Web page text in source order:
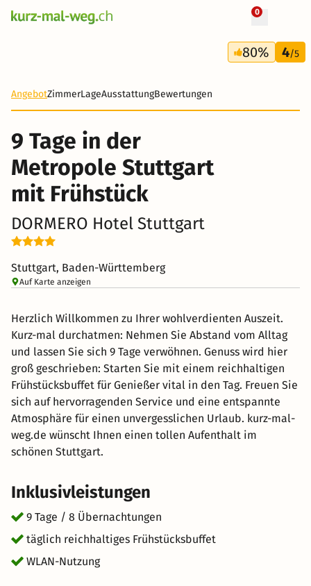
0
9 Tage
497 CHF
80% 4/5
AngebotZimmerLageAusstattungBewertungen
9 Tage in der
Metropole Stuttgart
mit Frühstück
DORMERO Hotel Stuttgart
Stuttgart, Baden-Württemberg
Auf Karte anzeigen
Herzlich Willkommen zu Ihrer wohlverdienten Auszeit.
Kurz-mal durchatmen: Nehmen Sie Abstand vom Alltag
und lassen Sie sich 9 Tage verwöhnen. Genuss wird hier
groß geschrieben: Starten Sie mit einem reichhaltigen
Frühstücksbuffet für Genießer vital in den Tag. Freuen Sie
sich auf hervorragenden Service und eine entspannte
Atmosphäre für einen unvergesslichen Urlaub. kurz-mal-
weg.de wünscht Ihnen einen tollen Aufenthalt im
schönen Stuttgart.
Inklusivleistungen
9 Tage / 8 Übernachtungen
täglich reichhaltiges Frühstücksbuffet
WLAN-Nutzung